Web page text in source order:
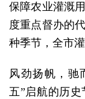
保障农业灌溉
度重点督办的
种季节，全市
风劲扬帆，驰
五”启航的历